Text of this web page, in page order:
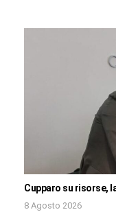
Cupparo su risorse,
8 Agosto 2026